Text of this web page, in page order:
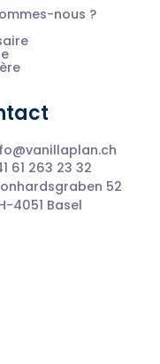
nous ?
61 263 23 32
52
4051 Basel